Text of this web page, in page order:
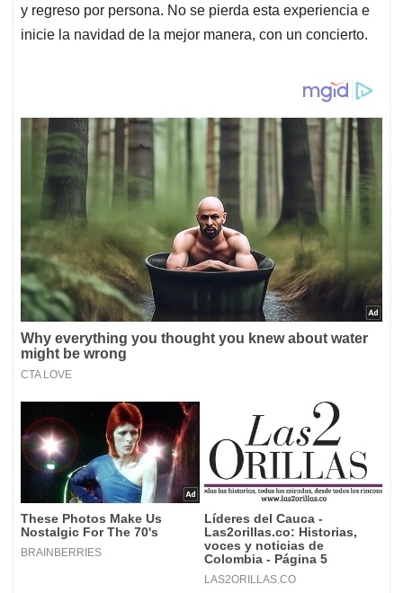
y regreso por persona. No se pierda esta experiencia e
inicie la navidad de la mejor manera, con un concierto.